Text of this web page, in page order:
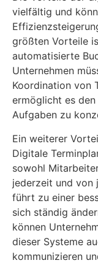
vielfältig und
größten Vorteile
automatisierte
Unternehmen
Koordination von
ermöglicht es
Aufgaben zu
Ein weiterer
Digitale
sowohl
jederzeit und von
führt zu einer
sich ständig
können
dieser Systeme
kommunizieren